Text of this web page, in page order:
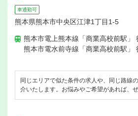
車通勤可
熊本県熊本市中央区江津1丁目1-5
熊本市電上熊本線「商業高校前駅」
熊本市電水前寺線「商業高校前駅」
同じエリアで似た条件の求人や、同じ路線
介いたします。お悩みやご希望があれば、